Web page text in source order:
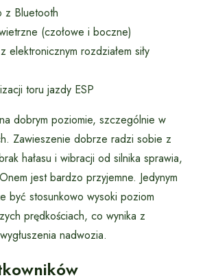
z Bluetooth
(czołowe i boczne)
elektronicznym rozdziałem siły
toru jazdy ESP
dobrym poziomie, szczególnie w
Zawieszenie dobrze radzi sobie z
hałasu i wibracji od silnika sprawia,
jest bardzo przyjemne. Jedynym
być stosunkowo wysoki poziom
prędkościach, co wynika z
nadwozia.